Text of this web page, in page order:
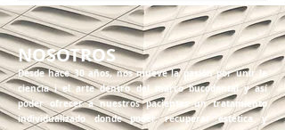
NOSOTROS
Desde hace 30 años, nos mueve la pasión por unir la
ciencia i el arte dentro del marco bucodental y así
poder ofrecer a nuestros pacientes un tratamiento
individualizado donde poder recuperar estética y